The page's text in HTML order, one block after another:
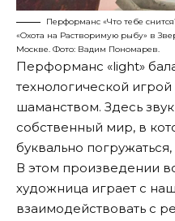
Перформанс «Что тебе
«Охота на Растворимую рыбу» в
Москве. Фото: Вадим Пономарев.
Перформанс «light»
технологической
шаманством. Здесь
собственный мир, в
буквально
В этом произведении
художница играет с
взаимодействовать с